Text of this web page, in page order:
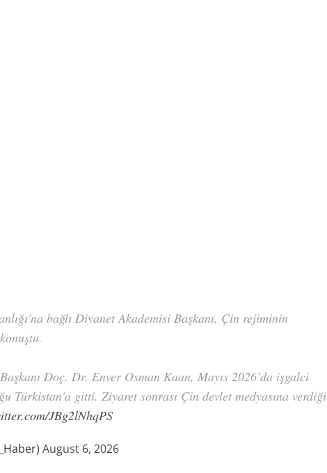
bağlı Diyanet Akademisi Başkanı, Çin rejiminin
Doç. Dr. Enver Osman Kaan, Mayıs 2026’da işgalci
Türkistan'a gitti. Ziyaret sonrası Çin devlet medyasına verdiği
JBg2lNhqPS
August 6, 2026